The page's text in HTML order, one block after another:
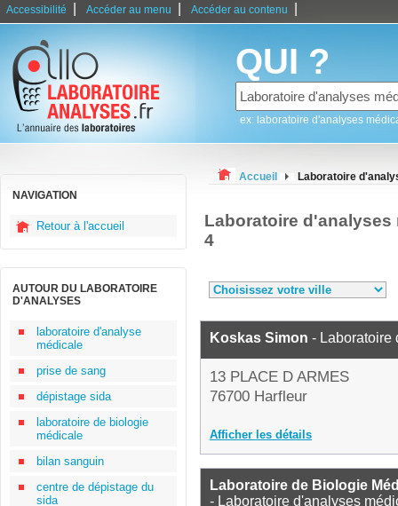
Accessibilité Accéder au menu Accéder au contenu
QUI ?
ex: laboratoire d'analyses
NAVIGATION
Retour à l'accueil
AUTOUR DU LABORATOIRE
D'ANALYSES
laboratoire d'analyse
médicale
prise de sang
dépistage sida
laboratoire de biologie
médicale
bilan sanguin
centre de dépistage du
sida
Accueil Laboratoire
Laboratoire d'analyses
4
Koskas Simon - Laboratoire
13 PLACE D ARMES
76700 Harfleur
Afficher les détails
Laboratoire de Biologie
- Laboratoire d'analyses